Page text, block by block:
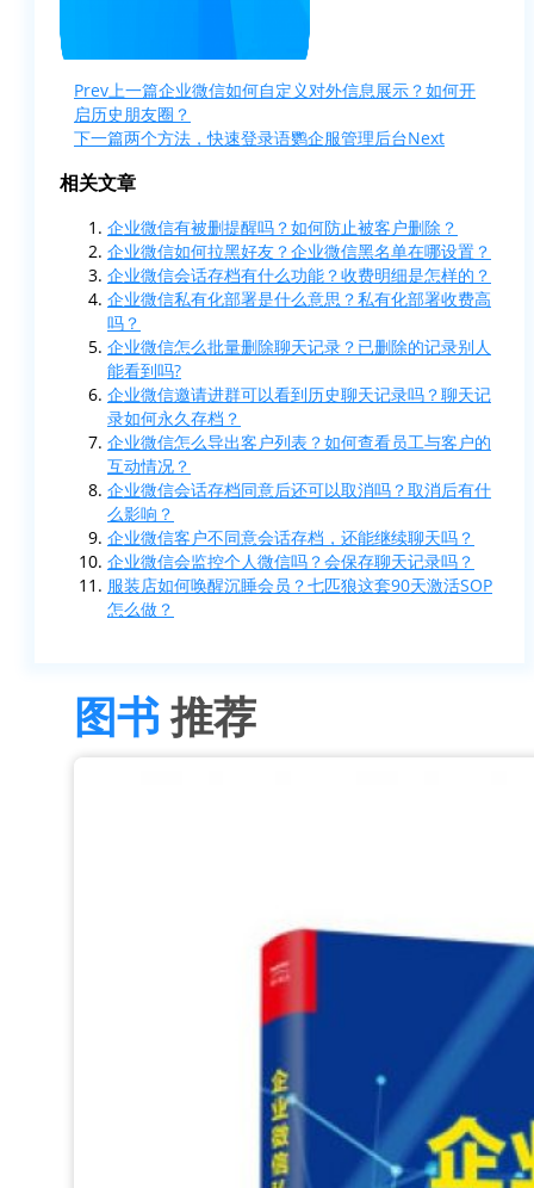
Prev上一篇企业微信如何自定义对外信息展示？如何开
启历史朋友圈？
下一篇两个方法，快速登录语鹦企服管理后台Next
相关文章
企业微信有被删提醒吗？如何防止被客户删除？
企业微信如何拉黑好友？企业微信黑名单在哪设置？
企业微信会话存档有什么功能？收费明细是怎样的？
企业微信私有化部署是什么意思？私有化部署收费高
吗？
企业微信怎么批量删除聊天记录？已删除的记录别人
能看到吗?
企业微信邀请进群可以看到历史聊天记录吗？聊天记
录如何永久存档？
企业微信怎么导出客户列表？如何查看员工与客户的
互动情况？
企业微信会话存档同意后还可以取消吗？取消后有什
么影响？
企业微信客户不同意会话存档，还能继续聊天吗？
企业微信会监控个人微信吗？会保存聊天记录吗？
服装店如何唤醒沉睡会员？七匹狼这套90天激活SOP
怎么做？
图书推荐